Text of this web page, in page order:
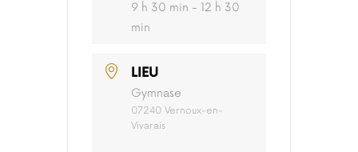
9 h 30 min - 12 h 30
min
LIEU
Gymnase
07240 Vernoux-en-
Vivarais